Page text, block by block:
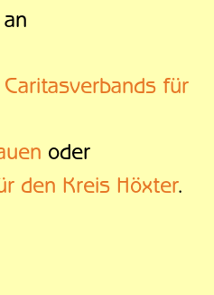
für
oder
den Kreis Höxter.